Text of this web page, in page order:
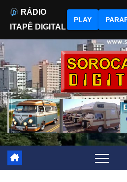
to
content
RÁDIO
ITAPÊ DIGITAL
PLAY